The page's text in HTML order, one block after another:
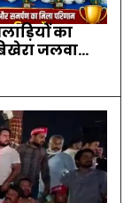
का
जलवा…